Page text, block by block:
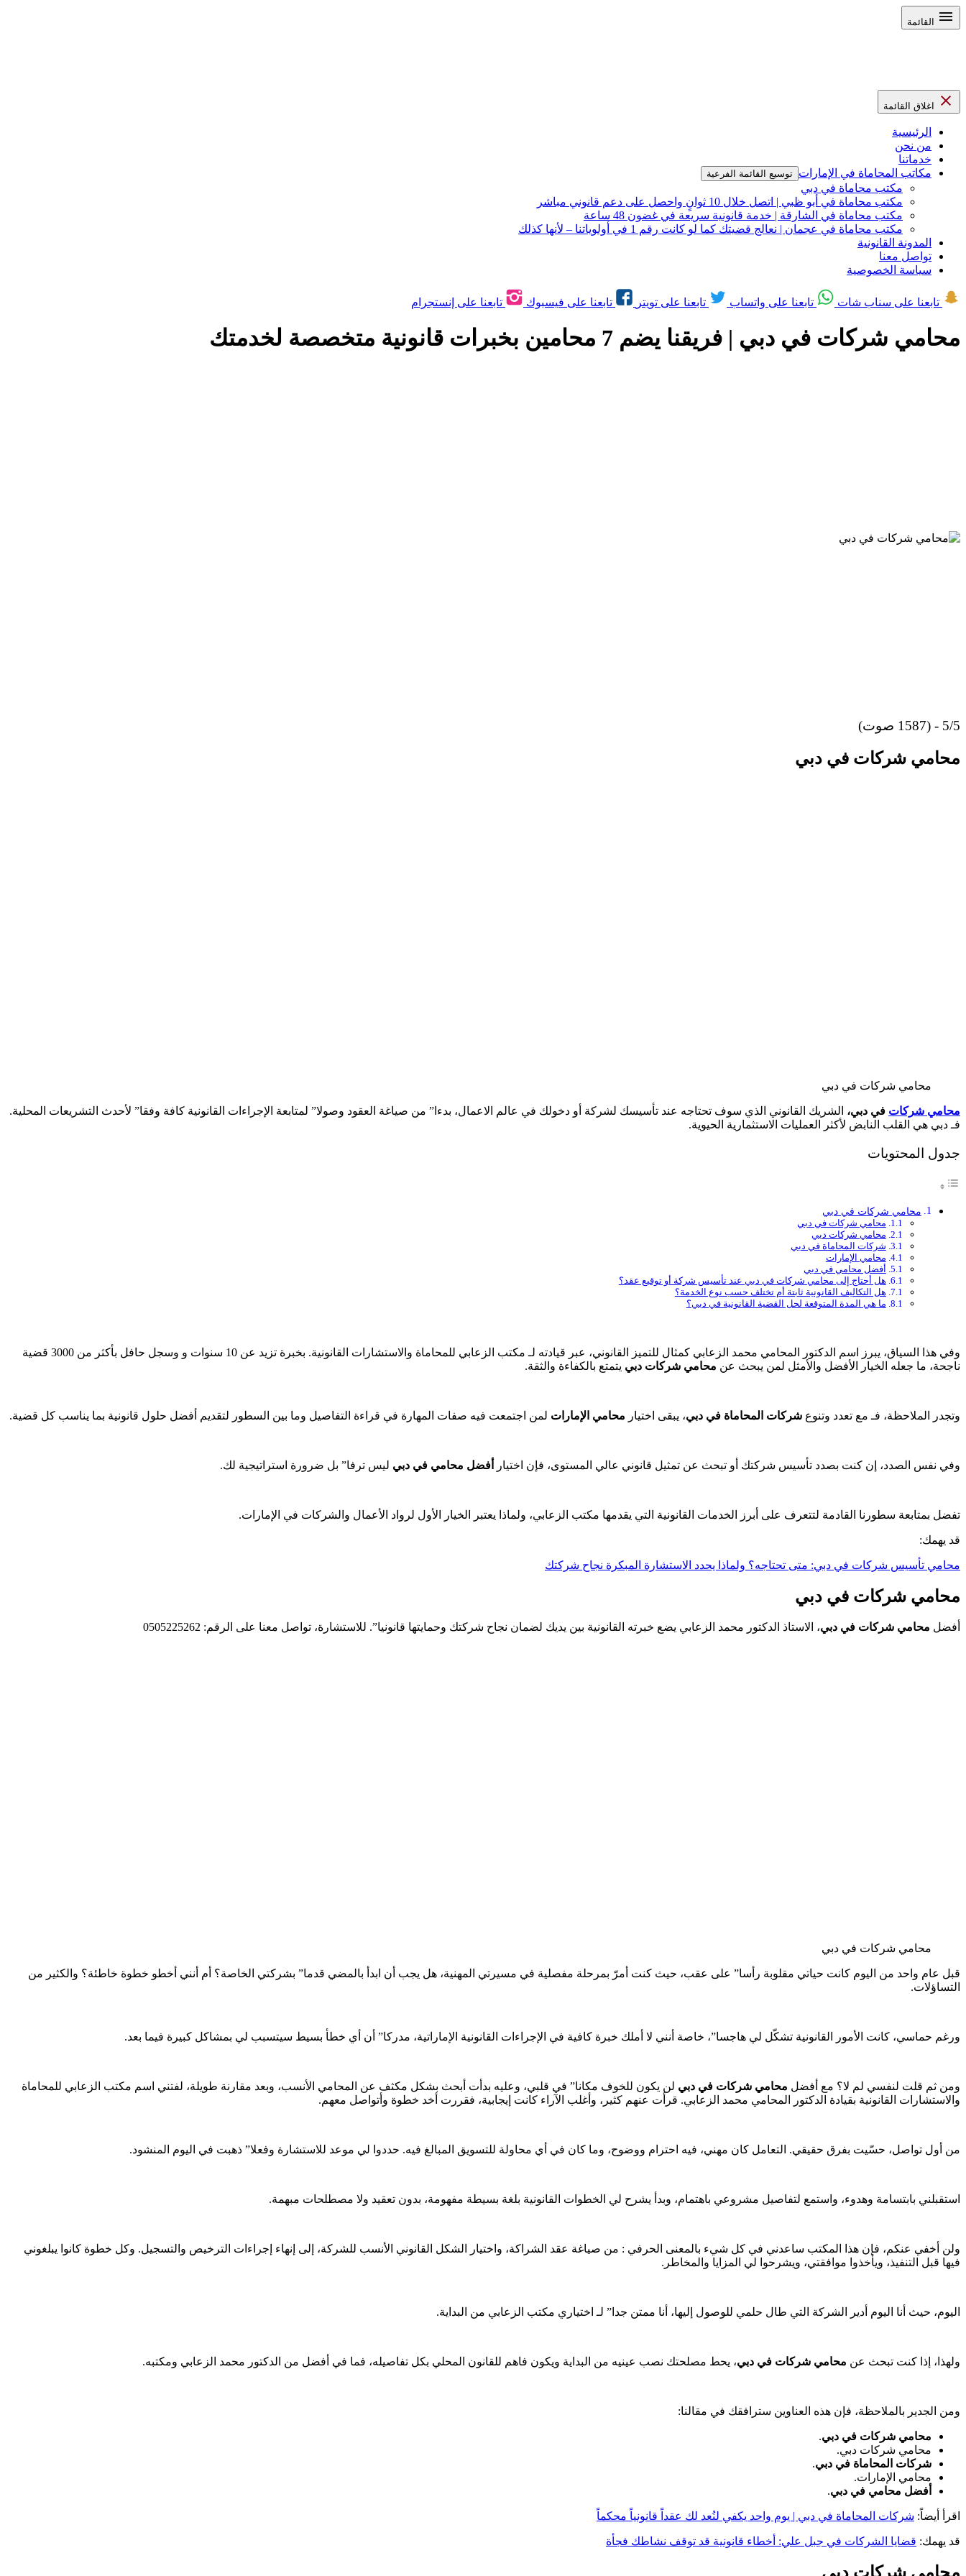
القائمة
اغلاق القائمة
الرئيسية
من نحن
خدماتنا
مكاتب المحاماة في الإمارات توسيع القائمة الفرعية
مكتب محاماة في دبي
مكتب محاماة في أبو ظبي | اتصل خلال 10 ثوانٍ واحصل على دعم قانوني مباشر
مكتب محاماة في الشارقة | خدمة قانونية سريعة في غضون 48 ساعة
مكتب محاماة في عجمان | نعالج قضيتك كما لو كانت رقم 1 في أولوياتنا – لأنها كذلك
المدونة القانونية
تواصل معنا
سياسة الخصوصية
تابعنا على سناب شات تابعنا على واتساب تابعنا على تويتر تابعنا على فيسبوك تابعنا على إنستجرام
محامي شركات في دبي | فريقنا يضم 7 محامين بخبرات قانونية متخصصة لخدمتك
5/5 - (1587 صوت)
محامي شركات في دبي
محامي شركات في دبي
محامي شركات في دبي، الشريك القانوني الذي سوف تحتاجه عند تأسيسك لشركة أو دخولك في عالم الاعمال، بدءا” من صياغة العقود وصولا” لمتابعة الإجراءات القانونية كافة وفقا” لأحدث التشريعات المحلية.
فـ دبي هي القلب النابض لأكثر العمليات الاستثمارية الحيوية.
جدول المحتويات
محامي شركات في دبي
محامي شركات في دبي
محامي شركات دبي
شركات المحاماة في دبي
محامي الإمارات
أفضل محامي في دبي
هل أحتاج إلى محامي شركات في دبي عند تأسيس شركة أو توقيع عقد؟
هل التكاليف القانونية ثابتة أم تختلف حسب نوع الخدمة؟
ما هي المدة المتوقعة لحل القضية القانونية في دبي؟
وفي هذا السياق، يبرز اسم الدكتور المحامي محمد الزعابي كمثال للتميز القانوني، عبر قيادته لـ مكتب الزعابي للمحاماة والاستشارات القانونية. بخبرة تزيد عن 10 سنوات و وسجل حافل بأكثر من 3000 قضية
ناجحة، ما جعله الخيار الأفضل والأمثل لمن يبحث عن محامي شركات دبي يتمتع بالكفاءة والثقة.
وتجدر الملاحظة، فـ مع تعدد وتنوع شركات المحاماة في دبي، يبقى اختيار محامي الإمارات لمن اجتمعت فيه صفات المهارة في قراءة التفاصيل وما بين السطور لتقديم أفضل حلول قانونية بما يناسب كل قضية.
وفي نفس الصدد، إن كنت بصدد تأسيس شركتك أو تبحث عن تمثيل قانوني عالي المستوى، فإن اختيار أفضل محامي في دبي ليس ترفا” بل ضرورة استراتيجية لك.
تفضل بمتابعة سطورنا القادمة لتتعرف على أبرز الخدمات القانونية التي يقدمها مكتب الزعابي، ولماذا يعتبر الخيار الأول لرواد الأعمال والشركات في الإمارات.
قد يهمك:
محامي تأسيس شركات في دبي: متى تحتاجه؟ ولماذا يحدد الاستشارة المبكرة نجاح شركتك
محامي شركات في دبي
أفضل محامي شركات في دبي، الاستاذ الدكتور محمد الزعابي يضع خبرته القانونية بين يديك لضمان نجاح شركتك وحمايتها قانونيا”. للاستشارة، تواصل معنا على الرقم: 0505225262
محامي شركات في دبي
قبل عام واحد من اليوم كانت حياتي مقلوبة رأسا” على عقب، حيث كنت أمرّ بمرحلة مفصلية في مسيرتي المهنية، هل يجب أن ابدأ بالمضي قدما” بشركتي الخاصة؟ أم أنني أخطو خطوة خاطئة؟ والكثير من
التساؤلات.
ورغم حماسي، كانت الأمور القانونية تشكّل لي هاجسا”، خاصة أنني لا أملك خبرة كافية في الإجراءات القانونية الإماراتية، مدركا” أن أي خطأ بسيط سيتسبب لي بمشاكل كبيرة فيما بعد.
ومن ثم قلت لنفسي لم لا؟ مع أفضل محامي شركات في دبي لن يكون للخوف مكانا” في قلبي، وعليه بدأت أبحث بشكل مكثف عن المحامي الأنسب، وبعد مقارنة طويلة، لفتني اسم مكتب الزعابي للمحاماة
والاستشارات القانونية بقيادة الدكتور المحامي محمد الزعابي. قرأت عنهم كثير، وأغلب الآراء كانت إيجابية، فقررت أخد خطوة وأتواصل معهم.
من أول تواصل، حسّيت بفرق حقيقي. التعامل كان مهني، فيه احترام ووضوح، وما كان في أي محاولة للتسويق المبالغ فيه. حددوا لي موعد للاستشارة وفعلا” ذهبت في اليوم المنشود.
استقبلني بابتسامة وهدوء، واستمع لتفاصيل مشروعي باهتمام، وبدأ يشرح لي الخطوات القانونية بلغة بسيطة مفهومة، بدون تعقيد ولا مصطلحات مبهمة.
ولن أخفي عنكم، فإن هذا المكتب ساعدني في كل شيء بالمعنى الحرفي : من صياغة عقد الشراكة، واختيار الشكل القانوني الأنسب للشركة، إلى إنهاء إجراءات الترخيص والتسجيل. وكل خطوة كانوا يبلغوني
فيها قبل التنفيذ، ويأخذوا موافقتي، ويشرحوا لي المزايا والمخاطر.
اليوم، حيث أنا اليوم أدير الشركة التي طال حلمي للوصول إليها، أنا ممتن جدا” لـ اختياري مكتب الزعابي من البداية.
ولهذا، إذا كنت تبحث عن محامي شركات في دبي، يحط مصلحتك نصب عينيه من البداية ويكون فاهم للقانون المحلي بكل تفاصيله، فما في أفضل من الدكتور محمد الزعابي ومكتبه.
ومن الجدير بالملاحظة، فإن هذه العناوين سترافقك في مقالنا:
محامي شركات في دبي.
محامي شركات دبي.
شركات المحاماة في دبي.
محامي الإمارات.
أفضل محامي في دبي.
اقرأ أيضاً: شركات المحاماة في دبي | يوم واحد يكفي لنُعد لك عقداً قانونياً محكماً
قد يهمك: قضايا الشركات في جبل علي: أخطاء قانونية قد توقف نشاطك فجأة